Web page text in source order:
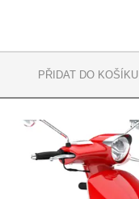
PŘIDAT DO KOŠÍKU